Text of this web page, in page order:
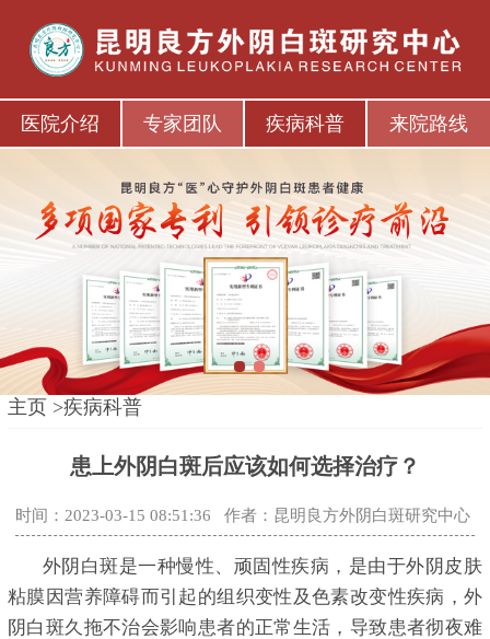
医院介绍 专家团队 疾病科普 来院路线
主页 >疾病科普
患上外阴白斑后应该如何选择治疗？
时间：2023-03-15 08:51:36 作者：昆明良方外阴白斑研究中心
外阴白斑是一种慢性、顽固性疾病，是由于外阴皮肤
粘膜因营养障碍而引起的组织变性及色素改变性疾病，外
阴白斑久拖不治会影响患者的正常生活，导致患者彻夜难